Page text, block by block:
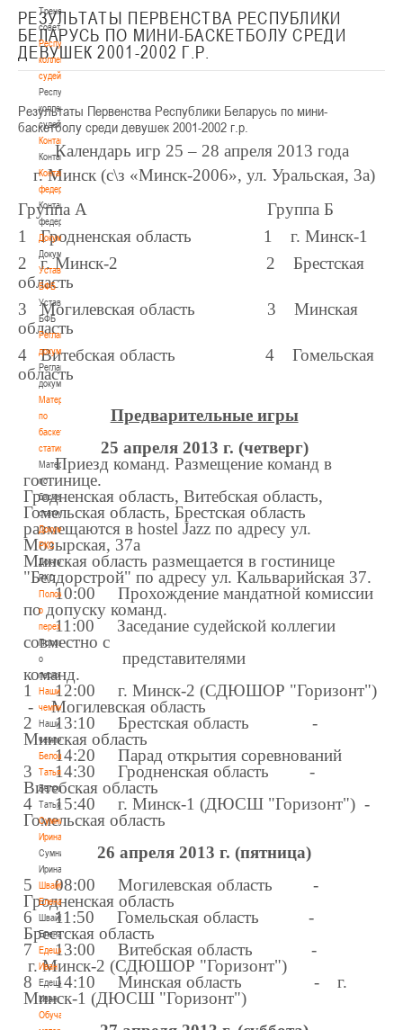
Тренерский
совет
Республиканская
коллегия
судей
Республиканская
коллегия
судей
Контакты
Контакты
Контакты
федерации
Контакты
федерации
Документы
Документы
Устав
БФБ
Устав
БФБ
Регламентирующие
документы
Регламентирующие
документы
Материалы
по
баскетбольной
статистике
Материалы
по
баскетбольной
статистике
Документы
РКС
Документы
РКС
Положение
о
переходах
Положение
о
переходах
Наши
чемпионы
Наши
чемпионы
Белошапко
Татьяна
Белошапко
Татьяна
Сумникова
Ирина
Сумникова
Ирина
Швайбович
Елена
Швайбович
Елена
Едешко
Иван
Едешко
Иван
Обучающие
РЕЗУЛЬТАТЫ ПЕРВЕНСТВА РЕСПУБЛИКИ
БЕЛАРУСЬ ПО МИНИ-БАСКЕТБОЛУ СРЕДИ
ДЕВУШЕК 2001-2002 Г.Р.
Результаты Первенства Республики Беларусь по мини-
баскетболу среди девушек 2001-2002 г.р.
Календарь игр 25 – 28 апреля 2013 года
г. Минск (с\з «Минск-2006», ул. Уральская, 3а)
Группа А Группа Б
1 Гродненская область 1 г. Минск-1
2 г. Минск-2 2 Брестская
область
3 Могилевская область 3 Минская
область
4 Витебская область 4 Гомельская
область
Предварительные игры
25 апреля 2013 г. (четверг)
Приезд команд. Размещение команд в
гостинице.
Гродненская область, Витебская область,
Гомельская область, Брестская область
размещаются в hostel Jazz по адресу ул.
Мозырская, 37а
Минская область размещается в гостинице
"Белдорстрой" по адресу ул. Кальварийская 37.
10:00 Прохождение мандатной комиссии
по допуску команд.
11:00 Заседание судейской коллегии
совместно с
представителями
команд.
1 12:00 г.Минск-2 (СДЮШОР "Горизонт")
-Могилевская область
2 13:10Брестская область -
Минская область
14:20 Парад открытия соревнований
3 14:30Гродненская область -
Витебская область
4 15:40г. Минск-1 (ДЮСШ "Горизонт") -
Гомельская область
26 апреля 2013 г. (пятница)
5 08:00Могилевская область -
Гродненская область
6 11:50Гомельская область -
Брестская область
7 13:00Витебская область -
г.Минск-2 (СДЮШОР "Горизонт")
8 14:10Минская область -г.
Минск-1 (ДЮСШ "Горизонт")